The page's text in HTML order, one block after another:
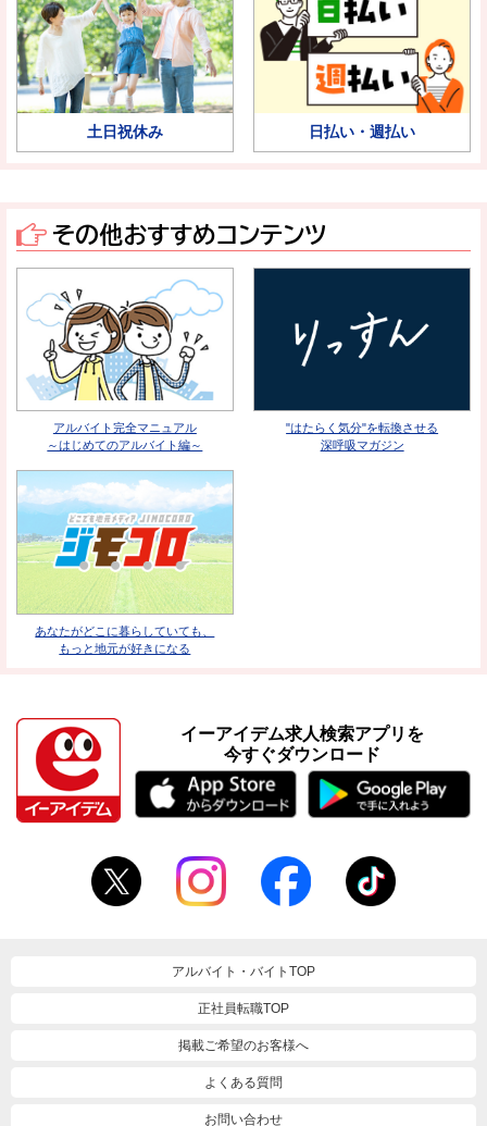
土日祝休み 日払い・週払い
その他おすすめコンテンツ
アルバイト完全マニュアル
～はじめてのアルバイト編～
"はたらく気分"を転換させる
深呼吸マガジン
あなたがどこに暮らしていても、
もっと地元が好きになる
イーアイデム求人検索アプリを
今すぐダウンロード
アルバイト・バイトTOP
正社員転職TOP
掲載ご希望のお客様へ
よくある質問
お問い合わせ